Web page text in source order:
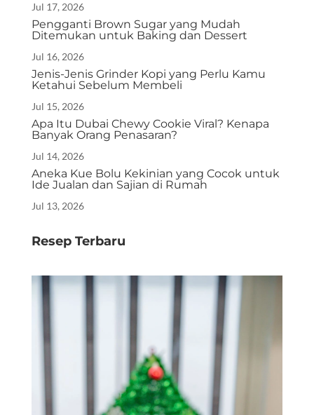
Jul 17, 2026
Pengganti Brown Sugar yang Mudah
Ditemukan untuk Baking dan Dessert
Jul 16, 2026
Jenis-Jenis Grinder Kopi yang Perlu Kamu
Ketahui Sebelum Membeli
Jul 15, 2026
Apa Itu Dubai Chewy Cookie Viral? Kenapa
Banyak Orang Penasaran?
Jul 14, 2026
Aneka Kue Bolu Kekinian yang Cocok untuk
Ide Jualan dan Sajian di Rumah
Jul 13, 2026
Resep Terbaru